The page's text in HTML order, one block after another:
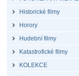
Historické filmy
Horory
Hudební filmy
Katastrofické filmy
KOLEKCE